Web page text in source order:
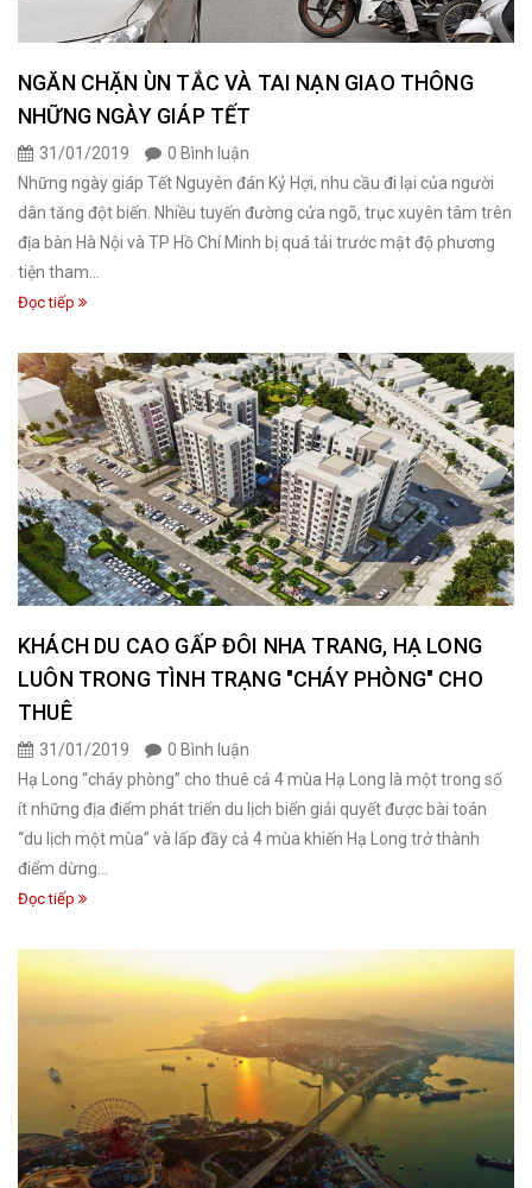
NGĂN CHẶN ÙN TẮC VÀ TAI NẠN GIAO THÔNG
NHỮNG NGÀY GIÁP TẾT
31/01/2019
0 Bình luận
Những ngày giáp Tết Nguyên đán Kỷ Hợi, nhu cầu đi lại của người
dân tăng đột biến. Nhiều tuyến đường cửa ngõ, trục xuyên tâm trên
địa bàn Hà Nội và TP Hồ Chí Minh bị quá tải trước mật độ phương
tiện tham...
Đọc tiếp
KHÁCH DU CAO GẤP ĐÔI NHA TRANG, HẠ LONG
LUÔN TRONG TÌNH TRẠNG "CHÁY PHÒNG" CHO
THUÊ
31/01/2019
0 Bình luận
Hạ Long “cháy phòng” cho thuê cả 4 mùa Hạ Long là một trong số
ít những địa điểm phát triển du lịch biển giải quyết được bài toán
“du lịch một mùa” và lấp đầy cả 4 mùa khiến Hạ Long trở thành
điểm dừng...
Đọc tiếp